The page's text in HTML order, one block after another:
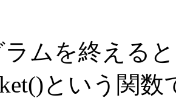
ムを終える
という関